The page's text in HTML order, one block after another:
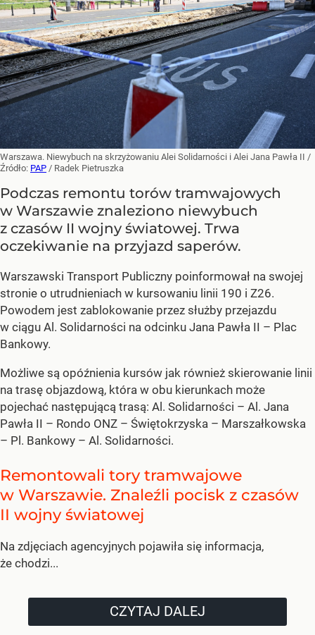
Warszawa. Niewybuch na skrzyżowaniu Alei Solidarności i Alei Jana Pawła II /
Źródło: PAP / Radek Pietruszka
Podczas remontu torów tramwajowych
w Warszawie znaleziono niewybuch
z czasów II wojny światowej. Trwa
oczekiwanie na przyjazd saperów.
Warszawski Transport Publiczny poinformował na swojej
stronie o utrudnieniach w kursowaniu linii 190 i Z26.
Powodem jest zablokowanie przez służby przejazdu
w ciągu Al. Solidarności na odcinku Jana Pawła II – Plac
Bankowy.
Możliwe są opóźnienia kursów jak również skierowanie linii
na trasę objazdową, która w obu kierunkach może
pojechać następującą trasą: Al. Solidarności – Al. Jana
Pawła II – Rondo ONZ – Świętokrzyska – Marszałkowska
– Pl. Bankowy – Al. Solidarności.
Remontowali tory tramwajowe
w Warszawie. Znaleźli pocisk z czasów
II wojny światowej
Na zdjęciach agencyjnych pojawiła się informacja,
że chodzi...
CZYTAJ DALEJ